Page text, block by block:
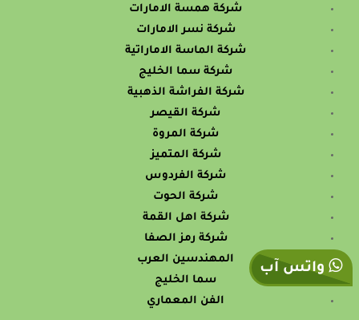
واتس آب
شركة همسة الامارات
شركة نسر الامارات
شركة الماسة الاماراتية
شركة سما الخليج
شركة الفراشة الذهبية
شركة القيصر
شركة المروة
شركة المتميز
شركة الفردوس
شركة الحوت
شركة اهل القمة
شركة رمز الصفا
المهندسين العرب
سما الخليج
الفن المعماري